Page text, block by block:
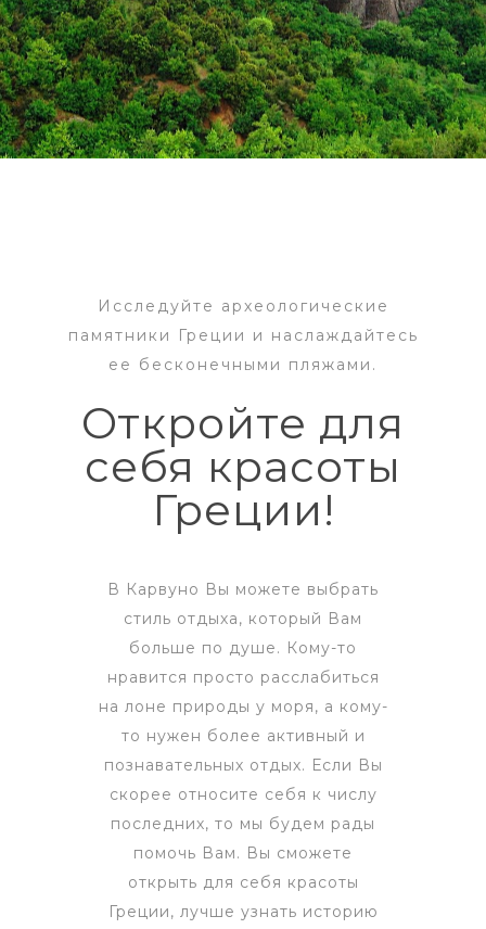
Исследуйте археологические
памятники Греции и наслаждайтесь
ее бесконечными пляжами.
Откройте для
себя красоты
Греции!
В Карвуно Вы можете выбрать
стиль отдыха, который Вам
больше по душе. Кому-то
нравится просто расслабиться
на лоне природы у моря, а кому-
то нужен более активный и
познавательных отдых. Если Вы
скорее относите себя к числу
последних, то мы будем рады
помочь Вам. Вы сможете
открыть для себя красоты
Греции, лучше узнать историю